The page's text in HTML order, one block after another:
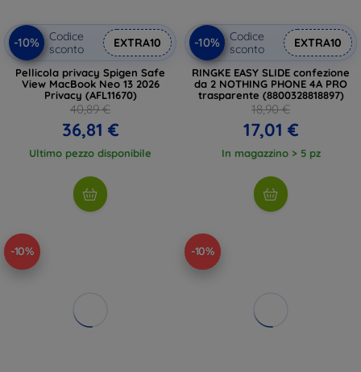
-10%
Codice
sconto
EXTRA10
Pellicola privacy Spigen Safe
View MacBook Neo 13 2026
Privacy (AFL11670)
40,89 €
36,81 €
Ultimo pezzo disponibile
-10%
Codice
sconto
EXTRA10
RINGKE EASY SLIDE confezione
da 2 NOTHING PHONE 4A PRO
trasparente (8800328818897)
18,90 €
17,01 €
In magazzino > 5 pz
-10% -10%